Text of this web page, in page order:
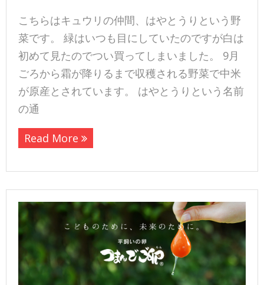
こちらはキュウリの仲間、はやとうりという野
菜です。 緑はいつも目にしていたのですが白は
初めて見たのでつい買ってしまいました。 9月
ごろから霜が降りるまで収穫される野菜で中米
が原産とされています。 はやとうりという名前
の通
Read More